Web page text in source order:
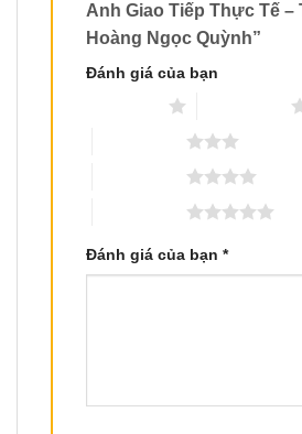
Anh Giao Tiếp Thực Tế –
Hoàng Ngọc Quỳnh”
Đánh giá của bạn
Đánh giá của bạn *